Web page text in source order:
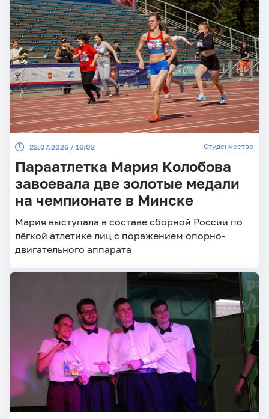
22.07.2026 / 16:02 Студенчество
Параатлетка Мария Колобова
завоевала две золотые медали
на чемпионате в Минске
Мария выступала в составе сборной России по
лёгкой атлетике лиц с поражением опорно-
двигательного аппарата